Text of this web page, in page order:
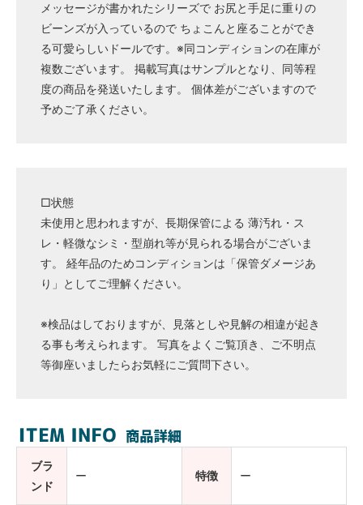
メッセージが書かれたシリーズで お尻と手足に重りの
ビーンズが入っているので ちょこんと座ることができ
る可愛らしいドールです。※同コンディションの在庫が
複数ございます。 掲載写真はサンプルとなり、同等程
度の商品を発送いたします。 個体差がございますので
予めご了承ください。
□状態
未使用と思われますが、長期保管による 薄汚れ・ス
レ・軽微なシミ・型崩れ等が見られる場合がございま
す。 経年品のためコンディションは「保管ダメージあ
り」としてご理解ください。
※検品はしておりますが、見落としや見解の相違が起き
る事も考えられます。 写真をよくご覧頂き、ご不明点
等御座いましたらお気軽にご質問下さい。
ブラ
ンド
ー 特徴 ー